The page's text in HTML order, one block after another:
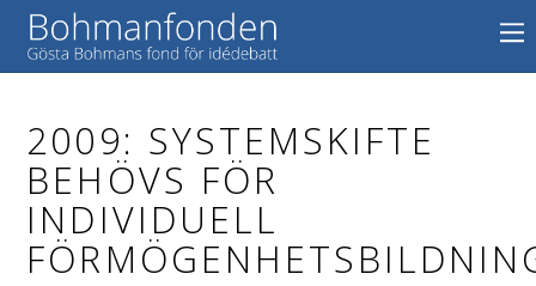
2009: SYSTEMSKIFTE
BEHÖVS FÖR
INDIVIDUELL